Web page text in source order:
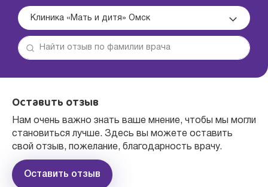
Клиника «Мать и дитя» Омск
Оставить отзыв
Нам очень важно знать ваше мнение, чтобы мы могли
становиться лучше. Здесь вы можете оставить
свой отзыв, пожелание, благодарность врачу.
Оставить отзыв